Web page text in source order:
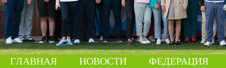
ГЛАВНАЯ НОВОСТИ ФЕДЕРАЦИЯ